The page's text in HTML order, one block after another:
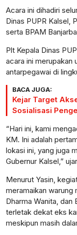
Acara ini dihadiri
Dinas PUPR Kalsel,
serta BPAM
Plt Kepala Dinas
acara ini merupakan
antarpegawai di
BACA JUGA:
Kejar Target
Sosialisasi
“Hari ini, kami
KM. Ini adalah
lokasi ini, yang juga
Gubernur Kalsel,”
Menurut Yasin,
meramaikan warung
Dharma Wanita, dan
terletak dekat eks
meskipun masih